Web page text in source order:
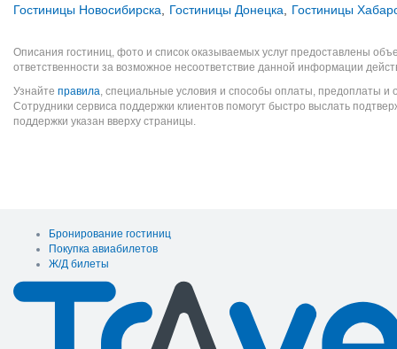
Гостиницы Новосибирска
Гостиницы Донецка Гостиницы
Описания гостиниц, фото и список оказываемых услуг предоставлены
ответственности за возможное несоответствие данной информации
Узнайте правила, специальные условия и способы оплаты, предоплаты и
Сотрудники сервиса поддержки клиентов помогут быстро выслать
поддержки указан вверху страницы.
Бронирование гостиниц
Покупка авиабилетов
Ж/Д билеты